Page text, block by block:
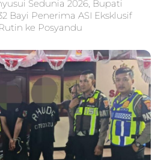
Sedunia 2026, Bupati
Bayi Penerima ASI Eksklusif
ke Posyandu